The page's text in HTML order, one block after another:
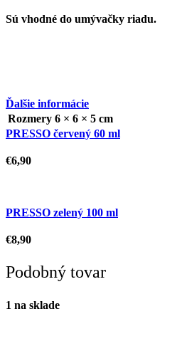
Sú vhodné do umývačky riadu.
Ďalšie informácie
Rozmery 6 × 6 × 5 cm
PRESSO červený 60 ml
€6,90
PRESSO zelený 100 ml
€8,90
Podobný tovar
1 na sklade